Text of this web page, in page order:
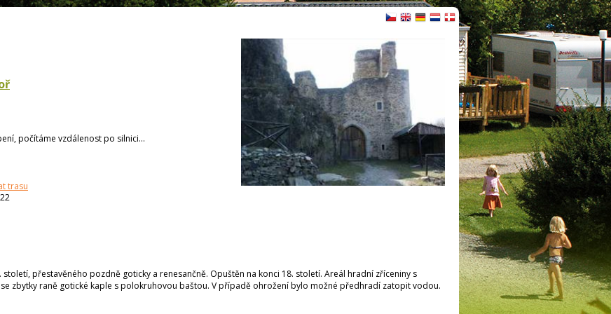
počítáme vzdálenost po silnici...
trasu
přestavěného pozdně goticky a renesančně. Opuštěn na konci 18. století. Areál hradní zříceniny s
zbytky raně gotické kaple s polokruhovou baštou. V případě ohrožení bylo možné předhradí zatopit vodou.